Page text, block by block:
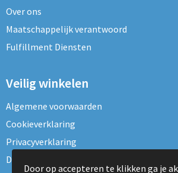
Over ons
Maatschappelijk verantwoord
Fulfillment Diensten
Veilig winkelen
Algemene voorwaarden
Cookieverklaring
Privacyverklaring
Disclaimer
Door op accepteren te klikken ga je